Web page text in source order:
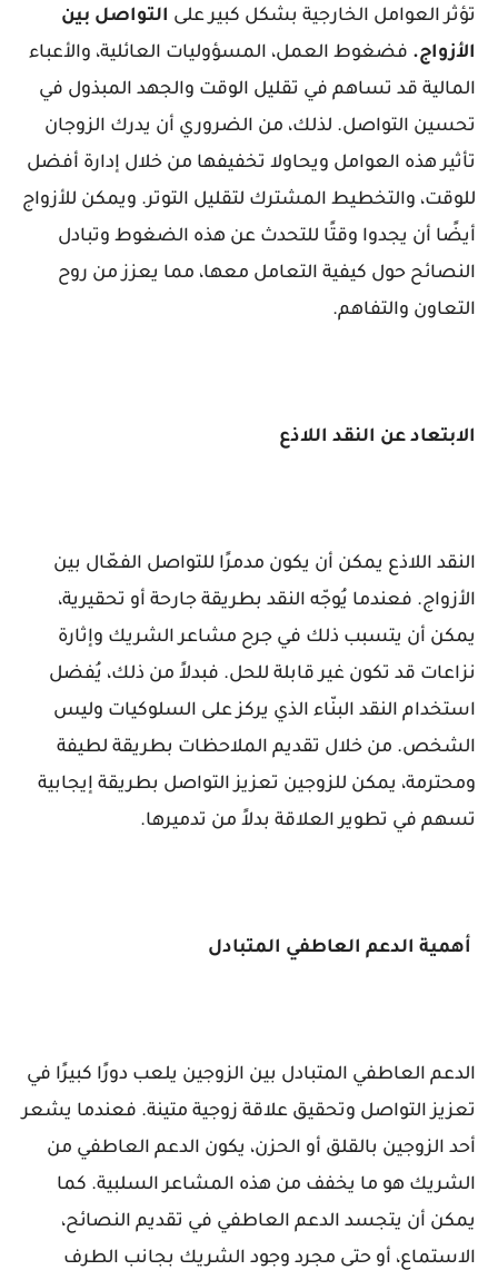
تؤثر العوامل الخارجية بشكل كبير على التواصل بين
الأزواج. فضغوط العمل، المسؤوليات العائلية، والأعباء
المالية قد تساهم في تقليل الوقت والجهد المبذول في
تحسين التواصل. لذلك، من الضروري أن يدرك الزوجان
تأثير هذه العوامل ويحاولا تخفيفها من خلال إدارة أفضل
للوقت، والتخطيط المشترك لتقليل التوتر. ويمكن للأزواج
أيضًا أن يجدوا وقتًا للتحدث عن هذه الضغوط وتبادل
النصائح حول كيفية التعامل معها، مما يعزز من روح
التعاون والتفاهم.
الابتعاد عن النقد اللاذع
النقد اللاذع يمكن أن يكون مدمرًا للتواصل الفعّال بين
الأزواج. فعندما يُوجّه النقد بطريقة جارحة أو تحقيرية،
يمكن أن يتسبب ذلك في جرح مشاعر الشريك وإثارة
نزاعات قد تكون غير قابلة للحل. فبدلاً من ذلك، يُفضل
استخدام النقد البنّاء الذي يركز على السلوكيات وليس
الشخص. من خلال تقديم الملاحظات بطريقة لطيفة
ومحترمة، يمكن للزوجين تعزيز التواصل بطريقة إيجابية
تسهم في تطوير العلاقة بدلاً من تدميرها.
أهمية الدعم العاطفي المتبادل
الدعم العاطفي المتبادل بين الزوجين يلعب دورًا كبيرًا في
تعزيز التواصل وتحقيق علاقة زوجية متينة. فعندما يشعر
أحد الزوجين بالقلق أو الحزن، يكون الدعم العاطفي من
الشريك هو ما يخفف من هذه المشاعر السلبية. كما
يمكن أن يتجسد الدعم العاطفي في تقديم النصائح،
الاستماع، أو حتى مجرد وجود الشريك بجانب الطرف